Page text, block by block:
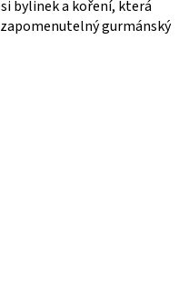
bylinek a koření, která
gurmánský